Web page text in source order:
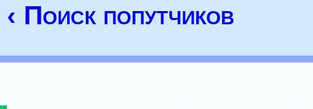
‹ Поиск попутчиков